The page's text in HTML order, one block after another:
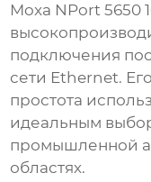
Moxa NPort 5650
подключения
сети Ethernet.
простота
идеальным
промышленной
областях.